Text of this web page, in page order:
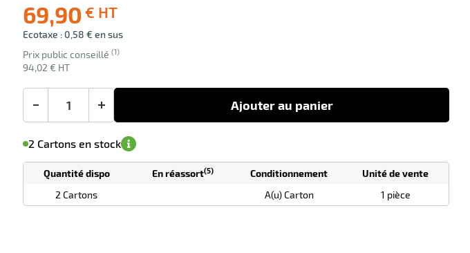
69,90 € HT
Ecotaxe : 0,58 € en sus
Prix public conseillé (1)
94,02 € HT
Livraison
offerte
+
Ajouter au panier
de
commande
2 Cartons en stock
M'avertir de
disponibilité(5)
TarifQuantité dispo En réassort(5) Conditionnement
Unité de vente
2 Cartons
A(u) Carton 1 pièce